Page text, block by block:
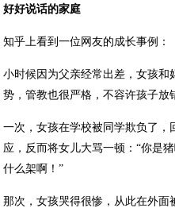
好好说话的家庭
知乎上看到一位网友的成长事例：
小时候因为父亲经常出差，女孩和
势，管教也很严格，不容许孩子放
一次，女孩在学校被同学欺负了，
应，反而将女儿大骂一顿：“你是
什么架啊！”
那次，女孩哭得很惨，从此在外面